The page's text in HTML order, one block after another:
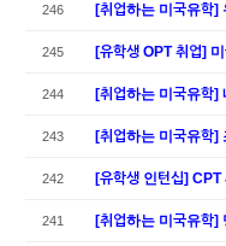
246 [취업하는 미국유학]
245 [유학생 OPT 취업]
244 [취업하는 미국유학]
243 [취업하는 미국유학]
242 [유학생 인턴십] CPT
241 [취업하는 미국유학]